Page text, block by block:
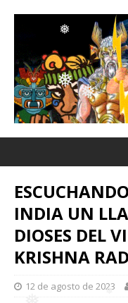
❅
❅
INDIA UN
DIOSES DEL
KRISHNA
12 de agosto de 2023